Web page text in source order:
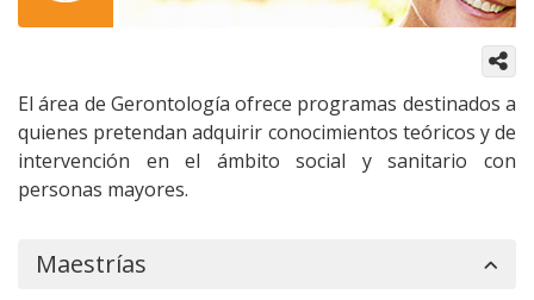
El área de Gerontología ofrece programas destinados a
quienes pretendan adquirir conocimientos teóricos y de
intervención en el ámbito social y sanitario con
personas mayores.
Maestrías
(Puerto Rico USA)